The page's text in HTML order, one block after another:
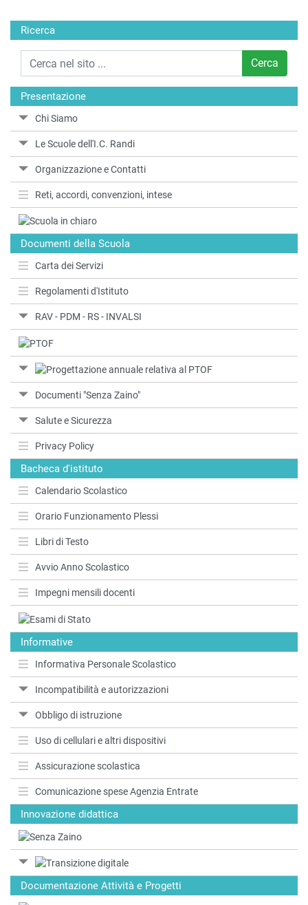
Ricerca
Cerca
Presentazione
Chi Siamo
Le Scuole dell'I.C. Randi
Organizzazione e Contatti
Reti, accordi, convenzioni, intese
Documenti della Scuola
Carta dei Servizi
Regolamenti d'Istituto
RAV - PDM - RS - INVALSI
Documenti "Senza Zaino"
Salute e Sicurezza
Privacy Policy
Bacheca d'istituto
Calendario Scolastico
Orario Funzionamento Plessi
Libri di Testo
Avvio Anno Scolastico
Impegni mensili docenti
Informative
Informativa Personale Scolastico
Incompatibilità e autorizzazioni
Obbligo di istruzione
Uso di cellulari e altri dispositivi
Assicurazione scolastica
Comunicazione spese Agenzia Entrate
Innovazione didattica
Documentazione Attività e Progetti